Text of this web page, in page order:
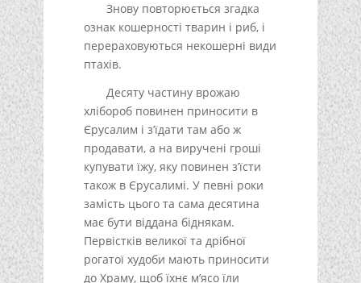
Знову повторюється згадка
ознак кошерності тварин і риб, і
перераховуються некошерні види
птахів.
Десяту частину врожаю
хлібороб повинен приносити в
Єрусалим і з’їдати там або ж
продавати, а на виручені гроші
купувати їжу, яку повинен з’їсти
також в Єрусалимі. У певні роки
замість цього та сама десятина
має бути віддана біднякам.
Первістків великої та дрібної
рогатої худоби мають приносити
до Храму, щоб їхнє м’ясо їли